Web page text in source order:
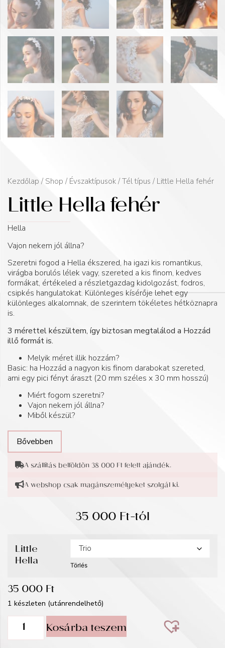
Kezdőlap / Shop / Évszaktípusok / Tél típus / Little Hella fehér
Little Hella fehér
Hella
Vajon nekem jól állna?
Szeretni fogod a Hella ékszered, ha igazi kis romantikus,
virágba borulós lélek vagy, szereted a kis finom, kedves
formákat, értékeled a részletgazdag kidolgozást, fodros,
csipkés hangulatokat. Különleges kísérője lehet egy
különleges alkalomnak, de szerintem tökéletes hétköznapra
is.
3 mérettel készültem, így biztosan megtalálod a Hozzád
illő formát is.
Melyik méret illik hozzám?
Basic: ha Hozzád a nagyon kis finom darabokat szereted,
ami egy pici fényt áraszt (20 mm széles x 30 mm hosszú)
Miért fogom szeretni?
Vajon nekem jól állna?
Miből készül?
Bővebben
A szállítás belföldön 38 000 Ft felett ajándék.
A webshop csak magánszemélyeket szolgál ki.
35 000Ft-tól
Little
Hella Törlés
35 000Ft
1 készleten (utánrendelhető)
Kosárba teszem